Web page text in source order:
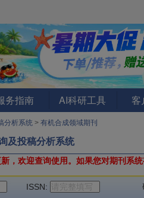
务指南 AI科研工具 客
分析系统 > 有机合成领域期刊
及投稿分析系统
，欢迎查询使用。 如果您对期刊系
ISSN: